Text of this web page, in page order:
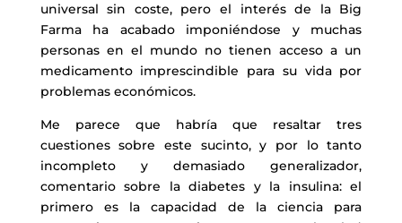
universal sin coste, pero el interés de la Big
Farma ha acabado imponiéndose y muchas
personas en el mundo no tienen acceso a un
medicamento imprescindible para su vida por
problemas económicos.
Me parece que habría que resaltar tres
cuestiones sobre este sucinto, y por lo tanto
incompleto y demasiado generalizador,
comentario sobre la diabetes y la insulina: el
primero es la capacidad de la ciencia para